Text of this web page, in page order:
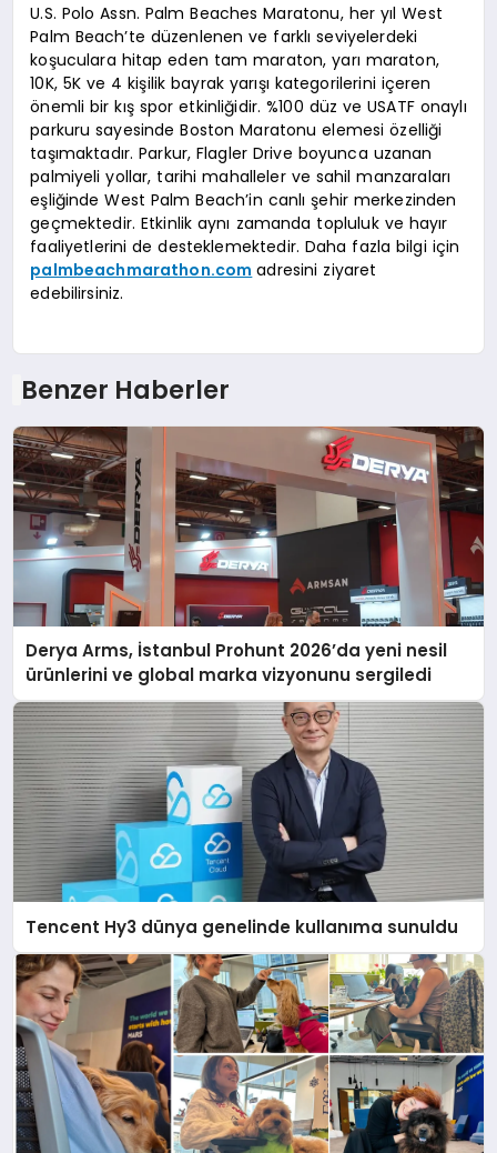
U.S. Polo Assn. Palm Beaches Maratonu, her yıl West
Palm Beach’te düzenlenen ve farklı seviyelerdeki
koşuculara hitap eden tam maraton, yarı maraton,
10K, 5K ve 4 kişilik bayrak yarışı kategorilerini içeren
önemli bir kış spor etkinliğidir. %100 düz ve USATF onaylı
parkuru sayesinde Boston Maratonu elemesi özelliği
taşımaktadır. Parkur, Flagler Drive boyunca uzanan
palmiyeli yollar, tarihi mahalleler ve sahil manzaraları
eşliğinde West Palm Beach’in canlı şehir merkezinden
geçmektedir. Etkinlik aynı zamanda topluluk ve hayır
faaliyetlerini de desteklemektedir. Daha fazla bilgi için
palmbeachmarathon.com adresini ziyaret
edebilirsiniz.
Benzer Haberler
Derya Arms, İstanbul Prohunt 2026’da yeni nesil
ürünlerini ve global marka vizyonunu sergiledi
Tencent Hy3 dünya genelinde kullanıma sunuldu